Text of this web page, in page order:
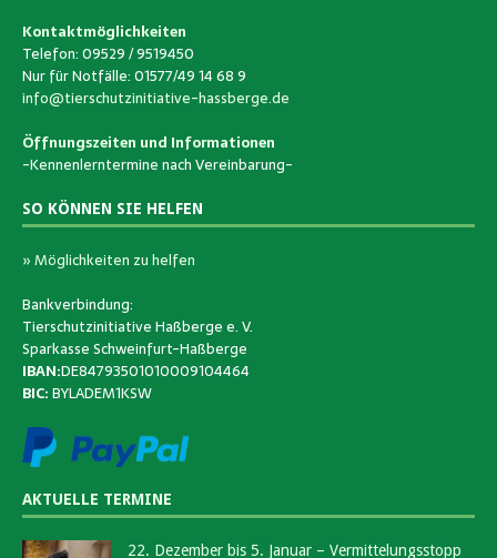
Kontaktmöglichkeiten
Telefon: 09529 / 9519450
Nur für Notfälle: 01577/49 14 68 9
info@tierschutzinitiative-hassberge.de
Öffnungszeiten und Informationen
-Kennenlerntermine nach Vereinbarung-
SO KÖNNEN SIE HELFEN
» Möglichkeiten zu helfen
Bankverbindung:
Tierschutzinitiative Haßberge e. V.
Sparkasse Schweinfurt-Haßberge
IBAN:DE84793501010009104464
BIC:BYLADEM1KSW
AKTUELLE TERMINE
22. Dezember bis 5. Januar – Vermittelungsstopp